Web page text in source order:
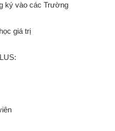
ký vào các Trường
giá trị